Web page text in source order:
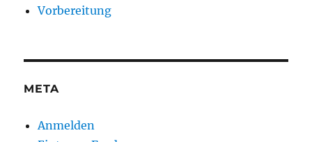
Vorbereitung
META
Anmelden